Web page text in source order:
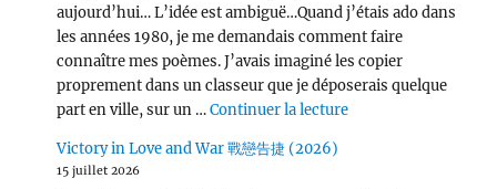
aujourd’hui… L’idée est ambiguë…Quand j’étais ado dans
les années 1980, je me demandais comment faire
connaître mes poèmes. J’avais imaginé les copier
proprement dans un classeur que je déposerais quelque
part en ville, sur un …Continuer la lecturede « Wang Chu Ran
Victory in Love and War 戰戀告捷 (2026)
15 juillet 2026